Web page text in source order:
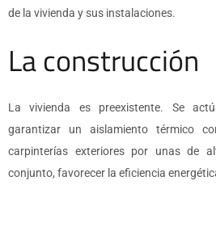
de la vivienda y sus instalaciones.
La construcción
La vivienda es preexistente. Se
garantizar un aislamiento térmico
carpinterías exteriores por unas de
conjunto, favorecer la eficiencia